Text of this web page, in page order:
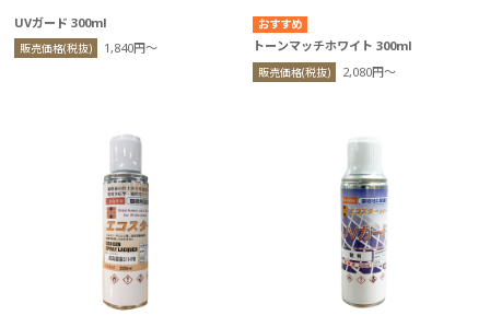
UVガード 300ml
販売価格(税抜) 1,840円〜 トーンマッチホワイト 300ml
販売価格(税抜) 2,080円〜